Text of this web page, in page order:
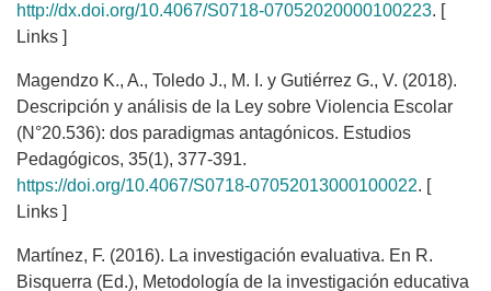
http://dx.doi.org/10.4067/S0718-07052020000100223. [
Links ]
Magendzo K., A., Toledo J., M. I. y Gutiérrez G., V. (2018).
Descripción y análisis de la Ley sobre Violencia Escolar
(N°20.536): dos paradigmas antagónicos. Estudios
Pedagógicos, 35(1), 377-391.
https://doi.org/10.4067/S0718-07052013000100022. [
Links ]
Martínez, F. (2016). La investigación evaluativa. En R.
Bisquerra (Ed.), Metodología de la investigación educativa